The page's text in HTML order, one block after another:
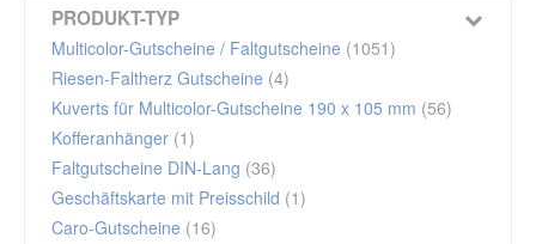
PRODUKT-TYP
Multicolor-Gutscheine / Faltgutscheine (1051)
Riesen-Faltherz Gutscheine (4)
Kuverts für Multicolor-Gutscheine 190 x 105 mm (56)
Kofferanhänger (1)
Faltgutscheine DIN-Lang (36)
Geschäftskarte mit Preisschild (1)
Caro-Gutscheine (16)